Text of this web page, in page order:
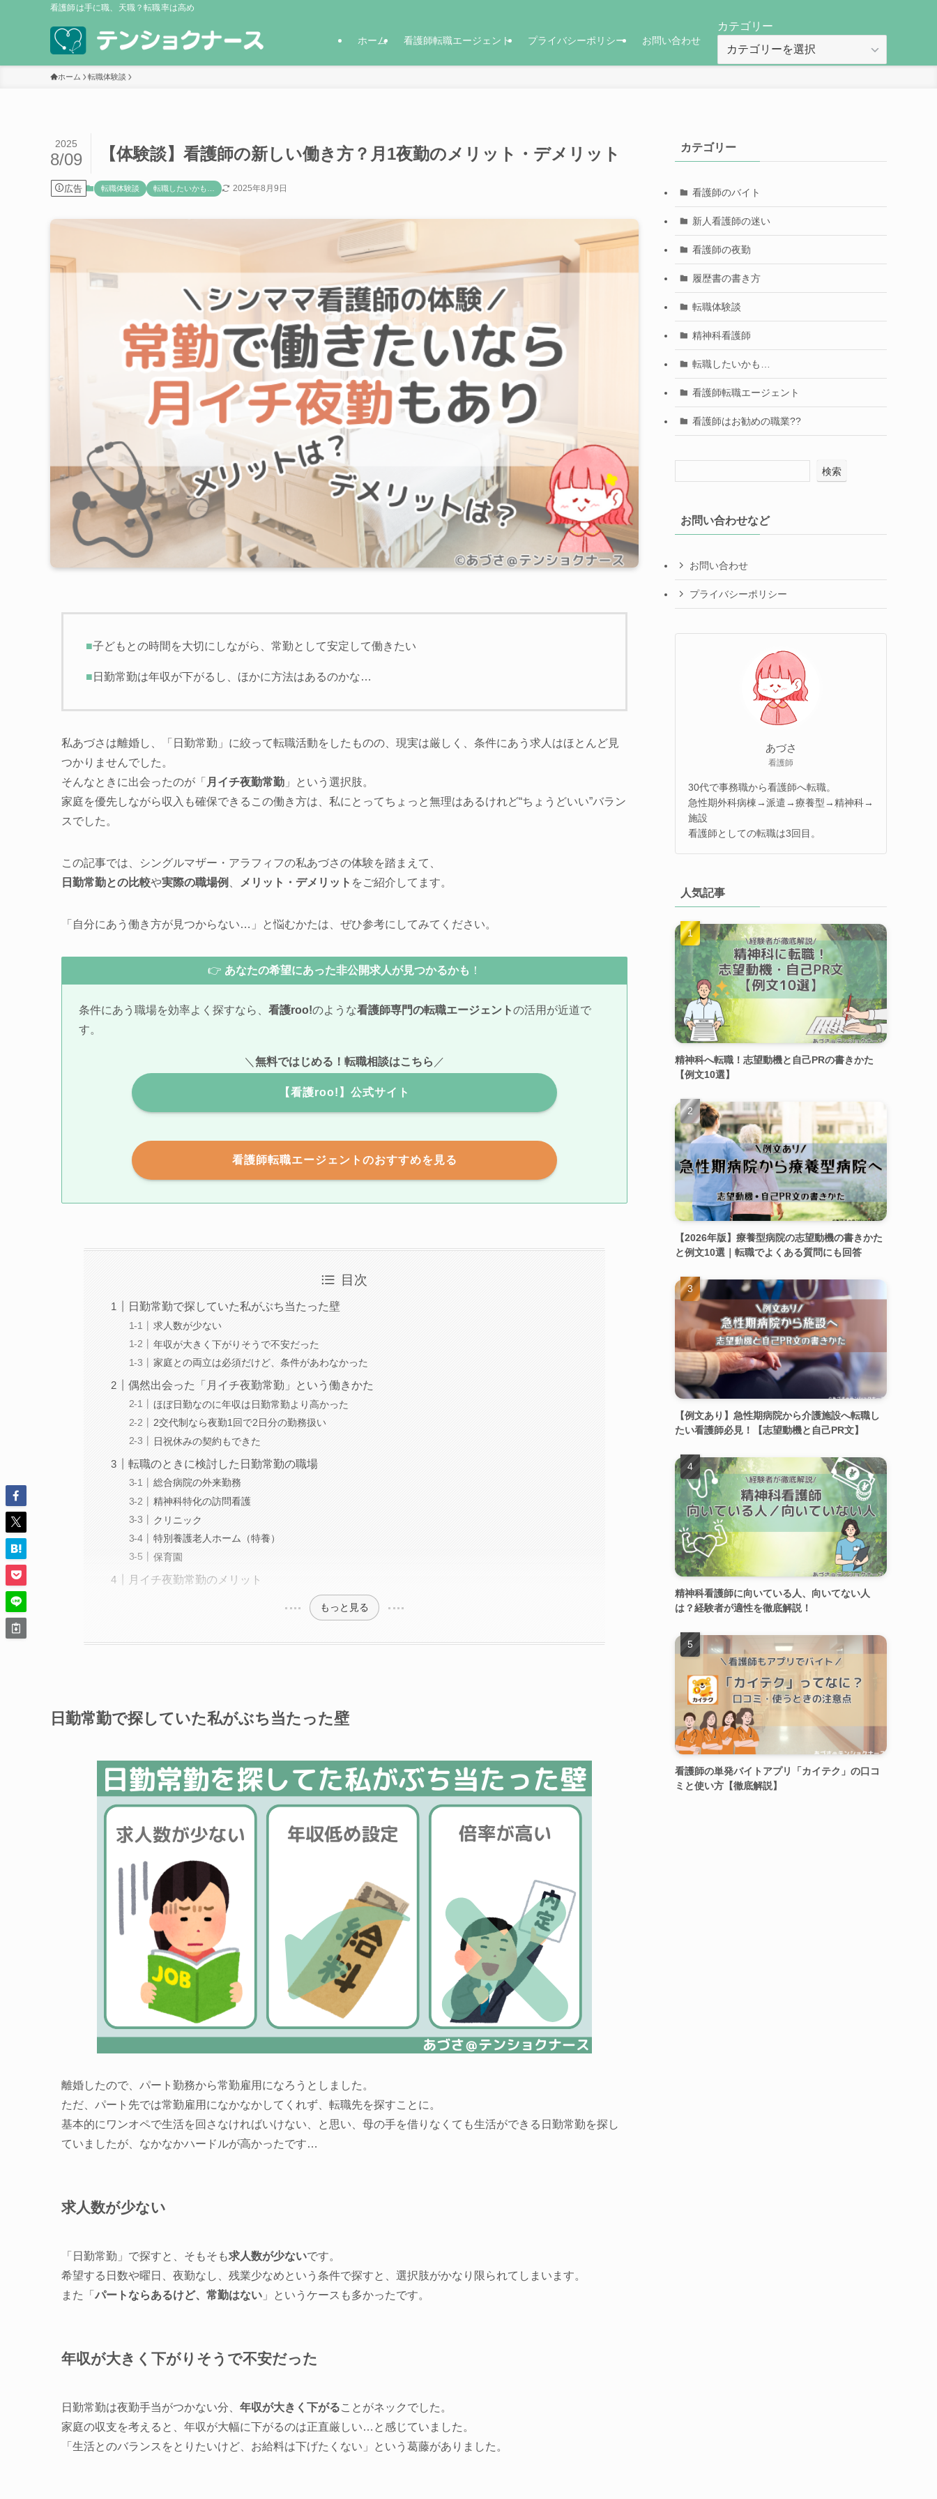
看護師は手に職、天職？転職率は高め
ホーム 看護師転職エージェント プライバシーポリシー お問い合わせ
カテゴリー
ホーム 転職体験談
【体験談】看護師の新しい働き方？月1夜勤のメリット・デメリット
2025
8/09
広告 転職体験談 転職したいかも… 2025年8月9日
■子どもとの時間を大切にしながら、常勤として安定して働きたい
■ 日勤常勤は年収が下がるし、ほかに方法はあるのかな…
私あづさは離婚し、「日勤常勤」に絞って転職活動をしたものの、現実は厳しく、条件にあう求人はほとんど見
つかりませんでした。
そんなときに出会ったのが「 月イチ夜勤常勤 」という選択肢。
家庭を優先しながら収入も確保できるこの働き方は、私にとってちょっと無理はあるけれど“ちょうどいい”バラン
スでした。
この記事では、シングルマザー・アラフィフの私あづさの体験を踏まえて、
日勤常勤との比較や実際の職場例 メリット・デメリット をご紹介してます。
「自分にあう働き方が見つからない…」と悩むかたは、ぜひ参考にしてみてください。
👉 あなたの希望にあった非公開求人が見つかるかも ！
条件にあう職場を効率よく探すなら、 看護roo!のような看護師専門の転職エージェントの活用が近道で
す。
＼ 無料ではじめる！転職相談はこちら ／
【看護roo!】公式サイト
看護師転職エージェントのおすすめを見る
目次
日勤常勤で探していた私がぶち当たった壁
求人数が少ない
年収が大きく下がりそうで不安だった
家庭との両立は必須だけど、条件があわなかった
偶然出会った「月イチ夜勤常勤」という働きかた
ほぼ日勤なのに年収は日勤常勤より高かった
2交代制なら夜勤1回で2日分の勤務扱い
日祝休みの契約もできた
転職のときに検討した日勤常勤の職場
総合病院の外来勤務
精神科特化の訪問看護
クリニック
特別養護老人ホーム（特養）
保育園
月イチ夜勤常勤のメリット
もっと見る
日勤常勤で探していた私がぶち当たった壁
離婚したので、パート勤務から常勤雇用になろうとしました。
ただ、パート先では常勤雇用になかなかしてくれず、転職先を探すことに。
基本的にワンオペで生活を回さなければいけない、と思い、母の手を借りなくても生活ができる日勤常勤を探し
ていましたが、なかなかハードルが高かったです…
求人数が少ない
「日勤常勤」で探すと、そもそも求人数が少ないです。
希望する日数や曜日、夜勤なし、残業少なめという条件で探すと、選択肢がかなり限られてしまいます。
また「 パートならあるけど、常勤はない 」というケースも多かったです。
年収が大きく下がりそうで不安だった
日勤常勤は夜勤手当がつかない分、 年収が大きく下がることがネックでした。
家庭の収支を考えると、年収が大幅に下がるのは正直厳しい…と感じていました。
「生活とのバランスをとりたいけど、お給料は下げたくない」という葛藤がありました。
カテゴリー
看護師のバイト
新人看護師の迷い
看護師の夜勤
履歴書の書き方
転職体験談
精神科看護師
転職したいかも…
看護師転職エージェント
看護師はお勧めの職業??
検索
お問い合わせなど
お問い合わせ
プライバシーポリシー
あづさ
看護師
30代で事務職から看護師へ転職。
急性期外科病棟→派遣→療養型→精神科→
施設
看護師としての転職は3回目。
人気記事
精神科へ転職！志望動機と自己PRの書きかた
【例文10選】
【2026年版】療養型病院の志望動機の書きかた
と例文10選｜転職でよくある質問にも回答
【例文あり】急性期病院から介護施設へ転職し
たい看護師必見！【志望動機と自己PR文】
精神科看護師に向いている人、向いてない人
は？経験者が適性を徹底解説！
看護師の単発バイトアプリ「カイテク」の口コ
ミと使い方【徹底解説】